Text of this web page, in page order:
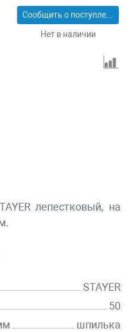
Сообщить о поступлении
Нет в наличии
лепестковый, на
STAYER
50
шпилька